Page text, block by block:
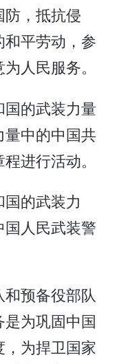
，抵抗侵
平劳动，参
人民服务。
的武装力量
中的中国共
进行活动。
的武装力
人民武装警
预备役部队
为巩固中国
为捍卫国家